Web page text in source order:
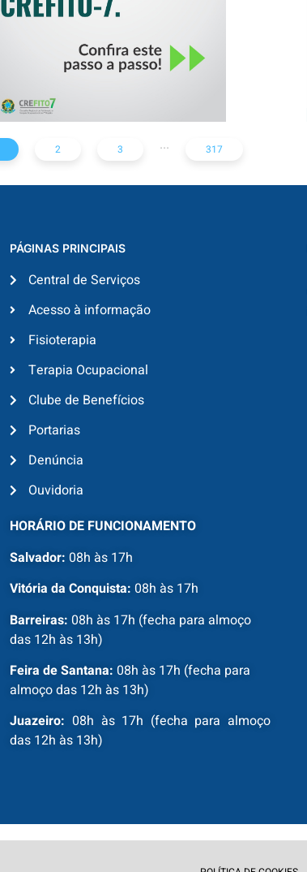
2 3 ... 317
PÁGINAS PRINCIPAIS
Central de Serviços
Acesso à informação
Fisioterapia
Terapia Ocupacional
Clube de Benefícios
Portarias
Denúncia
Ouvidoria
HORÁRIO DE FUNCIONAMENTO
Salvador: 08h às 17h
Vitória da Conquista: 08h às 17h
Barreiras: 08h às 17h (fecha para almoço
das 12h às 13h)
Feira de Santana: 08h às 17h (fecha para
almoço das 12h às 13h)
Juazeiro: 08h às 17h (fecha para almoço
das 12h às 13h)